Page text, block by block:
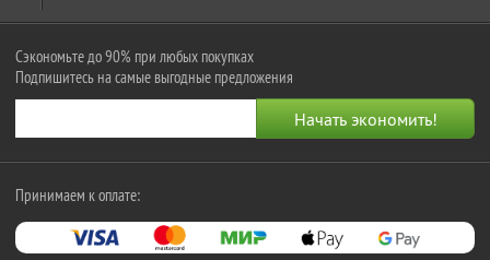
Сэкономьте до 90% при любых покупках
Подпишитесь на самые выгодные предложения
Принимаем к оплате: